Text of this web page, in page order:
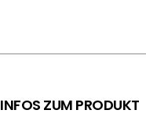
INFOS ZUM PRODUKT